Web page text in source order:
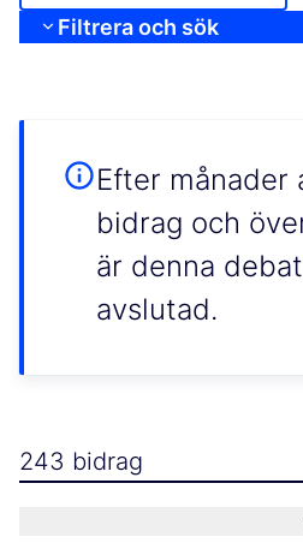
Filtrera och sök
Efter månader
bidrag och
är denna
avslutad.
243 bidrag